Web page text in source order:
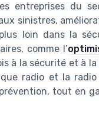
entreprises du
sinistres,
loin dans la
comme l’
à la sécurité et à
radio et la
tout en